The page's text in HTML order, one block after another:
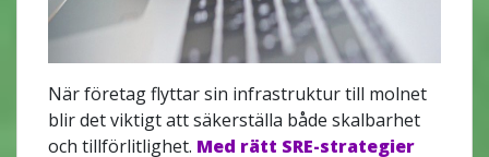
När företag flyttar sin infrastruktur till molnet
blir det viktigt att säkerställa både skalbarhet
och tillförlitlighet. Med rätt SRE-strategier